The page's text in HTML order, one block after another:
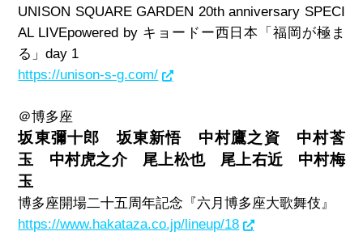
UNISON SQUARE GARDEN 20th anniversary SPECI
AL LIVEpowered by キョードー西日本「福岡が極ま
る」day 1
https://unison-s-g.com/
＠博多座
坂東彌十郎 坂東新悟 中村鷹之資 中村莟
玉 中村虎之介 尾上松也 尾上右近 中村梅
玉
博多座開場二十五周年記念『六月博多座大歌舞伎』
https://www.hakataza.co.jp/lineup/18